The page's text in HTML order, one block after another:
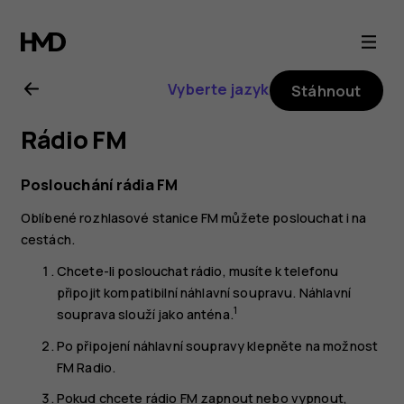
Uživatelská
příručka
k telefonu
Nokia 6
Vyberte jazyk Stáhnout
Rádio FM
Poslouchání rádia FM
Oblíbené rozhlasové stanice FM můžete poslouchat i na
cestách.
Chcete-li poslouchat rádio, musíte k telefonu
připojit kompatibilní náhlavní soupravu. Náhlavní
souprava slouží jako anténa.1
Po připojení náhlavní soupravy klepněte na možnost
FM Radio.
Pokud chcete rádio FM zapnout nebo vypnout,